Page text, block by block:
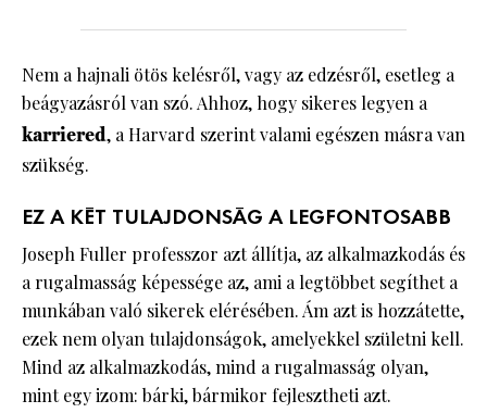
Nem a hajnali ötös kelésről, vagy az edzésről, esetleg a
beágyazásról van szó. Ahhoz, hogy sikeres legyen a
karriered, a Harvard szerint valami egészen másra van
szükség.
EZ A KÉT TULAJDONSÁG A LEGFONTOSABB
Joseph Fuller professzor azt állítja, az alkalmazkodás és
a rugalmasság képessége az, ami a legtöbbet segíthet a
munkában való sikerek elérésében. Ám azt is hozzátette,
ezek nem olyan tulajdonságok, amelyekkel születni kell.
Mind az alkalmazkodás, mind a rugalmasság olyan,
mint egy izom: bárki, bármikor fejlesztheti azt.